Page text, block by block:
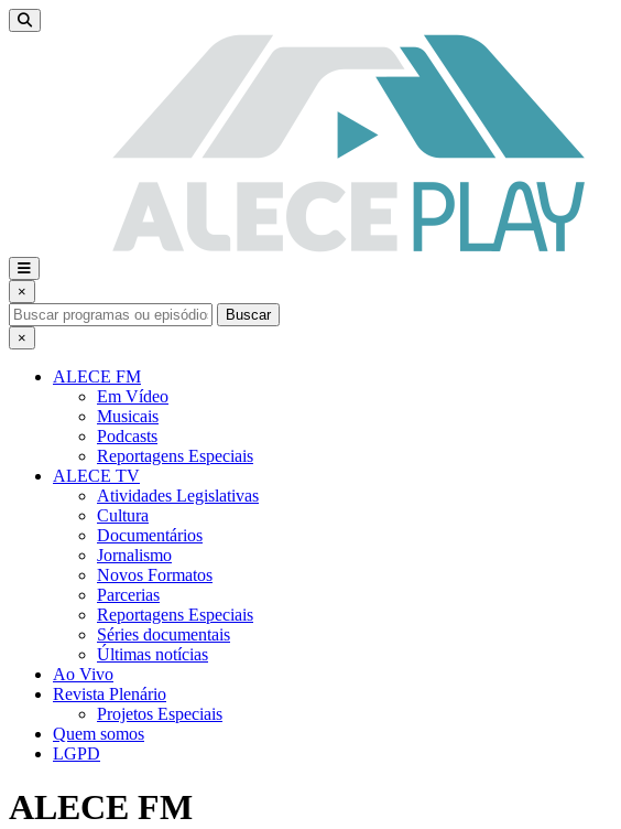
×
Buscar
×
ALECE FM
Em Vídeo
Musicais
Podcasts
Reportagens Especiais
ALECE TV
Atividades Legislativas
Cultura
Documentários
Jornalismo
Novos Formatos
Parcerias
Reportagens Especiais
Séries documentais
Últimas notícias
Ao Vivo
Revista Plenário
Projetos Especiais
Quem somos
LGPD
ALECE FM